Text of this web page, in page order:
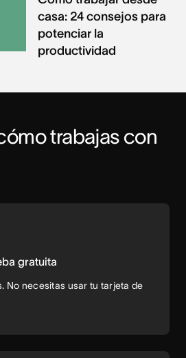
casa: 24 consejos para
potenciar la
productividad
trabajas con
gratuita
No necesitas usar tu tarjeta de